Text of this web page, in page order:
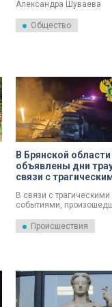
Александра Шуваева
обязанности губернатора
Белгородской области.
Общество
В Брянской области
объявлены дни
связи с
Выгоничском районе
В связи с трагическими
событиями,
Брянской области, 2, 3 и
июня 2025 года на всей
Брянской области
Происшествия